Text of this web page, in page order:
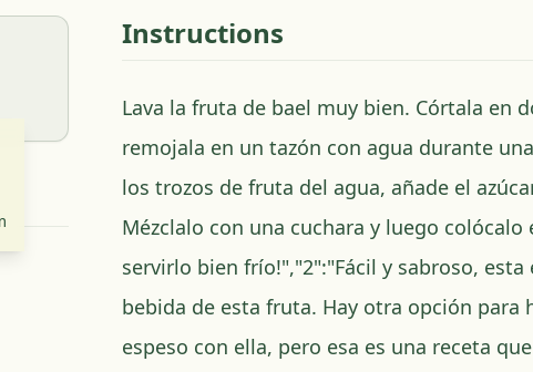
Instructions
Lava la fruta de bael muy bien. Córtala en
remojala en un tazón con agua durante
los trozos de fruta del agua, añade el
Mézclalo con una cuchara y luego colócalo
servirlo bien frío!","2":"Fácil y sabroso,
bebida de esta fruta. Hay otra opción para
espeso con ella, pero esa es una receta